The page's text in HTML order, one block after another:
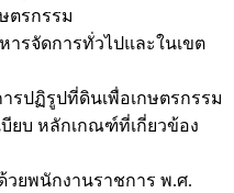
ตรกรรม
ารจัดการทั่วไปและในเขต
รปฏิรูปที่ดินเพื่อเกษตรกรรม
บียบ หลักเกณฑ์ที่เกี่ยวข้อง
วยพนักงานราชการ พ.ศ.